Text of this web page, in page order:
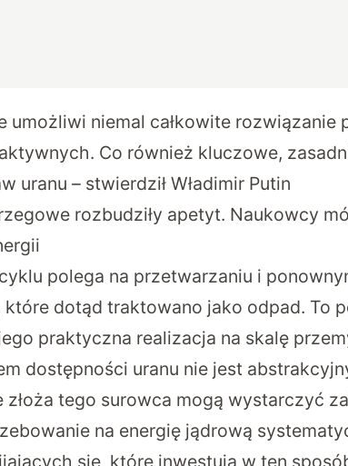
umożliwi niemal całkowite rozwiązanie
Co również kluczowe,
uranu – stwierdził Władimir Putin
rozbudziły apetyt. Naukowcy
polega na przetwarzaniu i
które dotąd traktowano jako odpad. To
praktyczna realizacja na skalę
dostępności uranu nie jest
tego surowca mogą wystarczyć
na energię jądrową
się, które inwestują w ten